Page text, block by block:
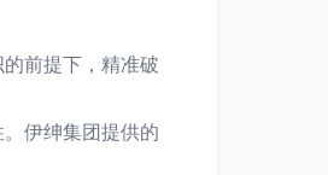
前提下，精准破
伊绅集团提供的